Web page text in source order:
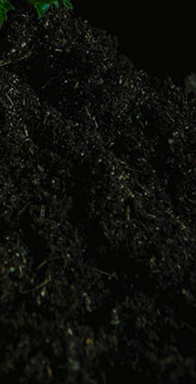
grădinărit bio, rețete pentru toate
în gospodărie, cuvinte pentru